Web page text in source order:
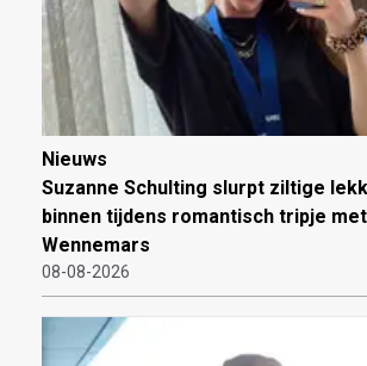
Nieuws
Suzanne Schulting slurpt ziltige
binnen tijdens romantisch tripje
Wennemars
08-08-2026